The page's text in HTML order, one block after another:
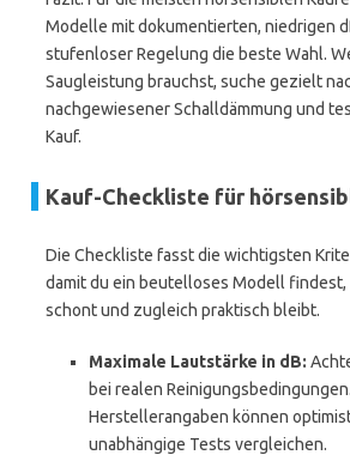
Modelle mit dokumentierten, niedrigen
stufenloser Regelung die beste Wahl.
Saugleistung brauchst, suche gezielt
nachgewiesener Schalldämmung und
Kauf.
Kauf-Checkliste für
Die Checkliste fasst die wichtigsten
damit du ein beutelloses Modell findest,
schont und zugleich praktisch bleibt.
Maximale Lautstärke in dB:
bei realen Reinigungsbedingungen.
Herstellerangaben können
unabhängige Tests vergleichen.